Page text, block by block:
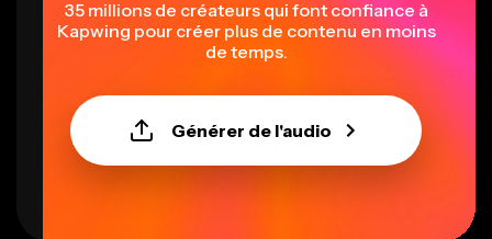
35 millions de créateurs qui font confiance à
Kapwing pour créer plus de contenu en moins
de temps.
Générer de l'audio